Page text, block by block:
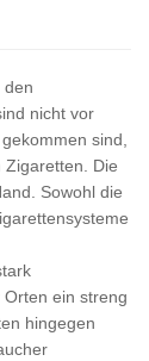
den
nicht vor
sind,
Die
Sowohl die
ein streng
hingegen